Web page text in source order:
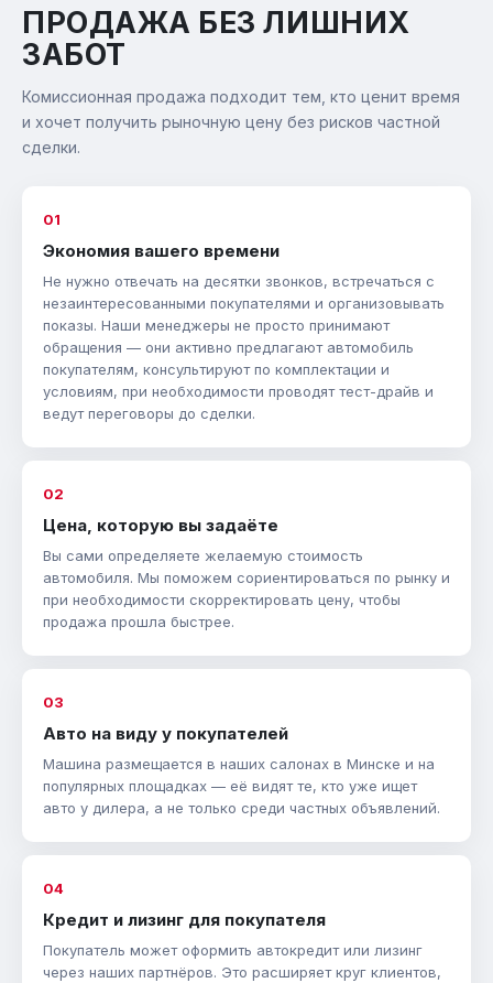
ПРОДАЖА БЕЗ ЛИШНИХ
ЗАБОТ
Комиссионная продажа подходит тем, кто ценит время
и хочет получить рыночную цену без рисков частной
сделки.
01
Экономия вашего времени
Не нужно отвечать на десятки звонков, встречаться с
незаинтересованными покупателями и организовывать
показы. Наши менеджеры не просто принимают
обращения — они активно предлагают автомобиль
покупателям, консультируют по комплектации и
условиям, при необходимости проводят тест-драйв и
ведут переговоры до сделки.
02
Цена, которую вы задаёте
Вы сами определяете желаемую стоимость
автомобиля. Мы поможем сориентироваться по рынку и
при необходимости скорректировать цену, чтобы
продажа прошла быстрее.
03
Авто на виду у покупателей
Машина размещается в наших салонах в Минске и на
популярных площадках — её видят те, кто уже ищет
авто у дилера, а не только среди частных объявлений.
04
Кредит и лизинг для покупателя
Покупатель может оформить автокредит или лизинг
через наших партнёров. Это расширяет круг клиентов,